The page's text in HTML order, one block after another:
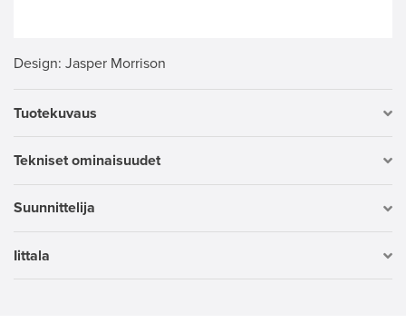
Design: Jasper Morrison
Tuotekuvaus
Tekniset ominaisuudet
Suunnittelija
Iittala